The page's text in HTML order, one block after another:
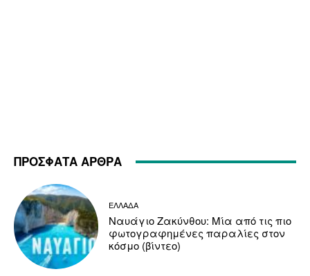
ΠΡΟΣΦΑΤΑ ΑΡΘΡΑ
ΕΛΛΑΔΑ
Ναυάγιο Ζακύνθου: Μία από τις πιο
φωτογραφημένες παραλίες στον
κόσμο (βίντεο)